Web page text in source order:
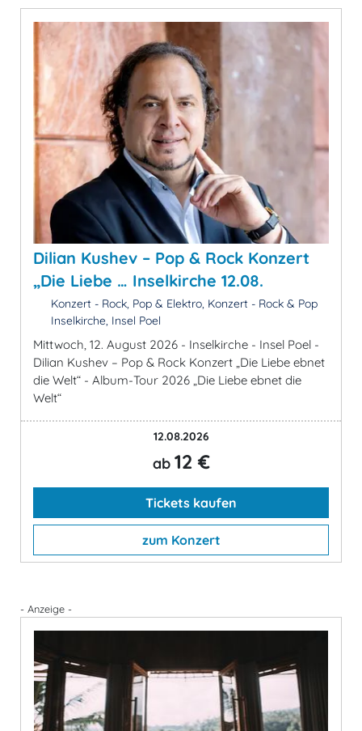
Dilian Kushev – Pop & Rock Konzert
„Die Liebe … Inselkirche 12.08.
Konzert - Rock, Pop & Elektro, Konzert - Rock & Pop
Inselkirche, Insel Poel
Mittwoch, 12. August 2026 - Inselkirche - Insel Poel -
Dilian Kushev – Pop & Rock Konzert „Die Liebe ebnet
die Welt“ - Album-Tour 2026 „Die Liebe ebnet die
Welt“
12.08.2026
ab 12 €
Tickets kaufen
zum Konzert
- Anzeige -